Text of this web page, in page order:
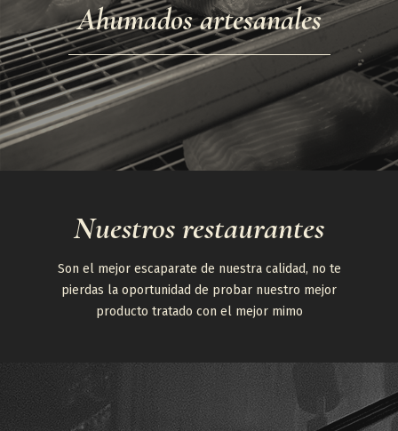
Ahumados artesanales
Nuestros restaurantes
Son el mejor escaparate de nuestra calidad, no te
pierdas la oportunidad de probar nuestro mejor
producto tratado con el mejor mimo